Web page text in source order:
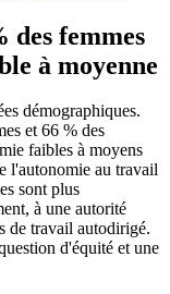
des femmes
à moyenne
démographiques.
et 66 % des
faibles à moyens
l'autonomie au travail
sont plus
à une autorité
de travail autodirigé.
d'équité et une